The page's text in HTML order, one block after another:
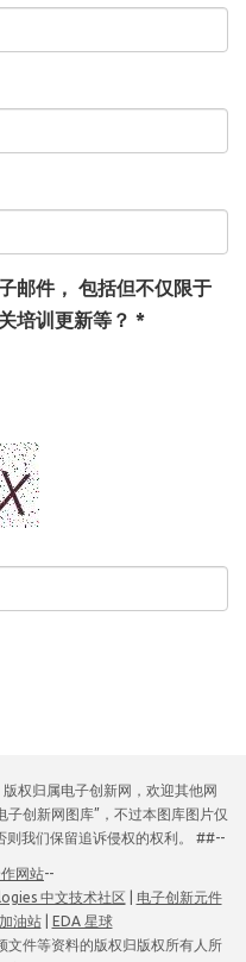
邮件， 包括但不仅限于
培训更新等？ *
权归属电子创新网，欢迎其他网
创新网图库”，不过本图库图片仅
则我们保留追诉侵权的权利。 ##--
网站--
中文技术社区
电子创新元件
油站| EDA 星球
文件等资料的版权归版权所有人所